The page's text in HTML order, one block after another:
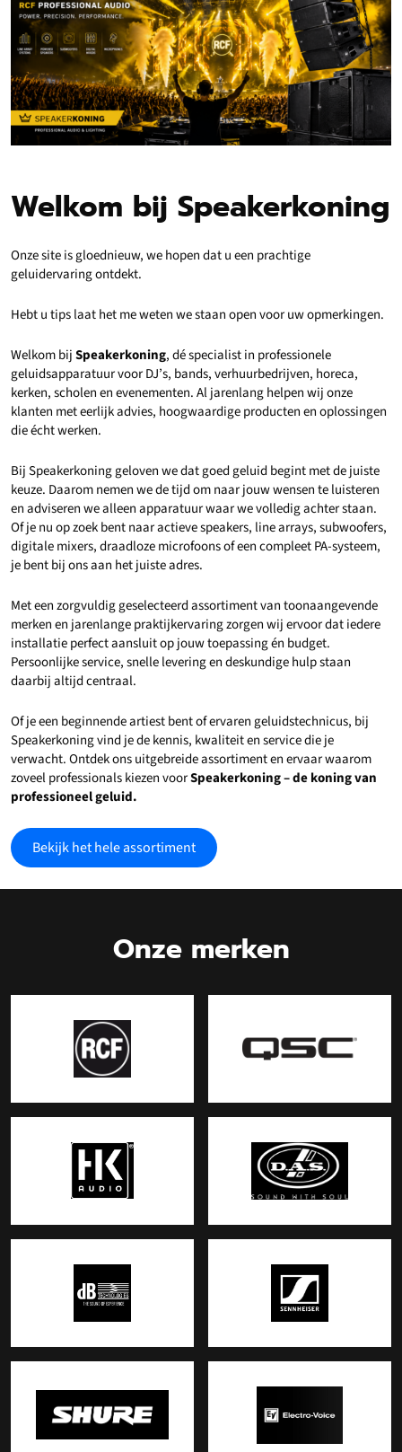
Welkom bij Speakerkoning
Onze site is gloednieuw, we hopen dat u een prachtige
geluidervaring ontdekt.
Hebt u tips laat het me weten we staan open voor uw opmerkingen.
Welkom bijSpeakerkoning, dé specialist in professionele
geluidsapparatuur voor DJ’s, bands, verhuurbedrijven, horeca,
kerken, scholen en evenementen. Al jarenlang helpen wij onze
klanten met eerlijk advies, hoogwaardige producten en oplossingen
die écht werken.
Bij Speakerkoning geloven we dat goed geluid begint met de juiste
keuze. Daarom nemen we de tijd om naar jouw wensen te luisteren
en adviseren we alleen apparatuur waar we volledig achter staan.
Of je nu op zoek bent naar actieve speakers, line arrays, subwoofers,
digitale mixers, draadloze microfoons of een compleet PA-systeem,
je bent bij ons aan het juiste adres.
Met een zorgvuldig geselecteerd assortiment van toonaangevende
merken en jarenlange praktijkervaring zorgen wij ervoor dat iedere
installatie perfect aansluit op jouw toepassing én budget.
Persoonlijke service, snelle levering en deskundige hulp staan
daarbij altijd centraal.
Of je een beginnende artiest bent of ervaren geluidstechnicus, bij
Speakerkoning vind je de kennis, kwaliteit en service die je
verwacht. Ontdek ons uitgebreide assortiment en ervaar waarom
zoveel professionals kiezen voorSpeakerkoning – de koning van
professioneel geluid.
Bekijk het hele assortiment
Onze merken